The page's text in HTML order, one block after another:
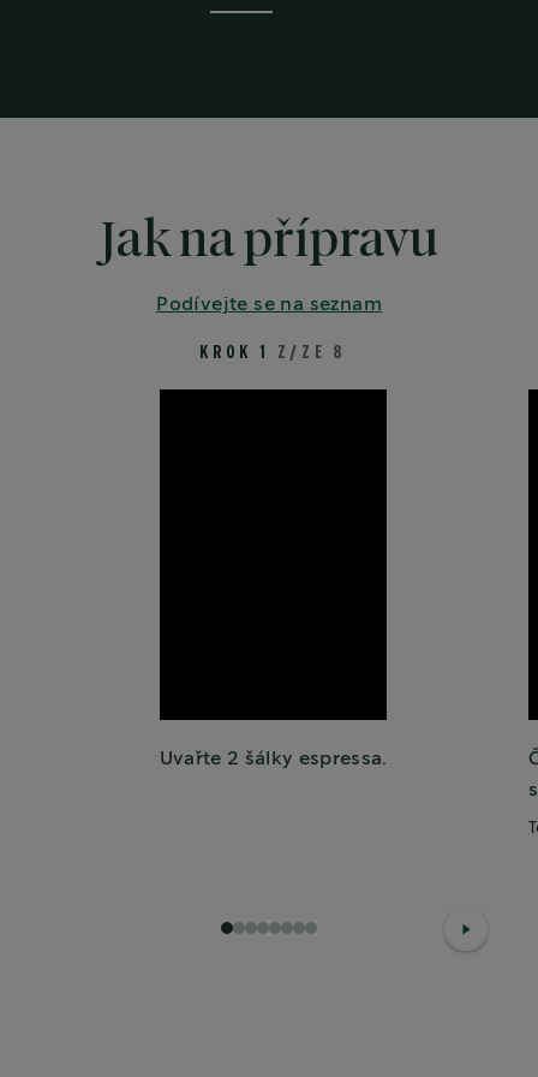
Jak na přípravu
Podívejte se na seznam
KROK 1 Z/ZE 8
Uvařte 2 šálky espressa.
1 234567